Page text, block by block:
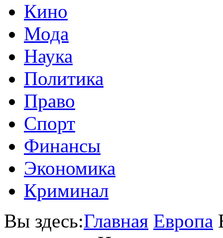
Кино
Мода
Наука
Политика
Право
Спорт
Финансы
Экономика
Криминал
Вы здесь:Главная Европа